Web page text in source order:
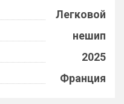
Легковой
нешип
2025
Франция